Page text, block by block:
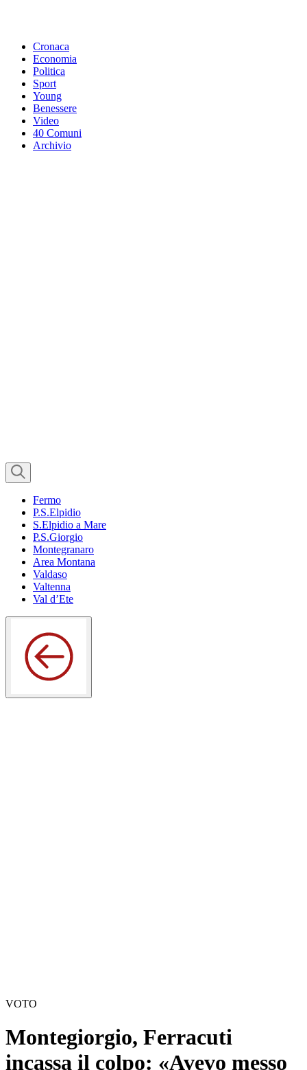
Cronaca
Economia
Politica
Sport
Young
Benessere
Video
40 Comuni
Archivio
Fermo
P.S.Elpidio
S.Elpidio a Mare
P.S.Giorgio
Montegranaro
Area Montana
Valdaso
Valtenna
Val d’Ete
VOTO
Montegiorgio, Ferracuti
incassa il colpo: «Avevo messo